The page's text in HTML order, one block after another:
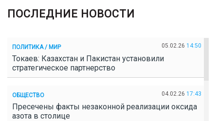
ПОСЛЕДНИЕ НОВОСТИ
ПОЛИТИКА / МИР 05.02.26 14:50
Токаев: Казахстан и Пакистан установили
стратегическое партнерство
ОБЩЕСТВО 04.02.26 17:43
Пресечены факты незаконной реализации оксида
азота в столице